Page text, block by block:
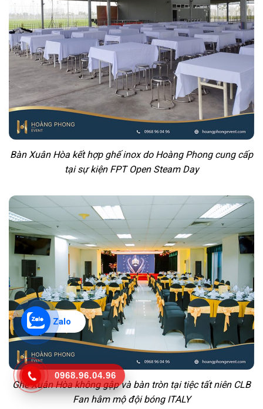
Bàn Xuân Hòa kết hợp ghế inox do Hoàng Phong cung cấp
tại sự kiện FPT Open Steam Day
Ghế Xuân Hòa không gập và bàn tròn tại tiệc tất niên CLB
Fan hâm mộ đội bóng ITALY
Zalo
0968.96.04.96